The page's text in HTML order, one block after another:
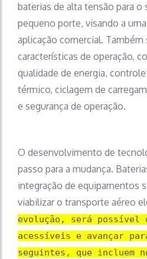
baterias de alta tensão para o
pequeno porte, visando a
aplicação comercial. Também
características de operação,
qualidade de energia,
térmico, ciclagem de
e segurança de operação.
O desenvolvimento de
passo para a mudança.
integração de equipamentos
viabilizar o transporte aéreo
evolução, será possível
acessíveis e avançar
seguintes, que incluem